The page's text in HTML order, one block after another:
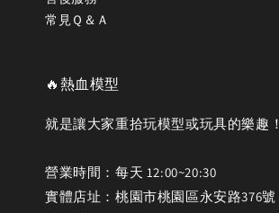
常見Ｑ＆Ａ
🔥熱血模型
就是讓大家重拾玩模型或玩具的樂趣！
營業時間：每天 12:00~20:30
實體店址：桃園市桃園區永安路376號